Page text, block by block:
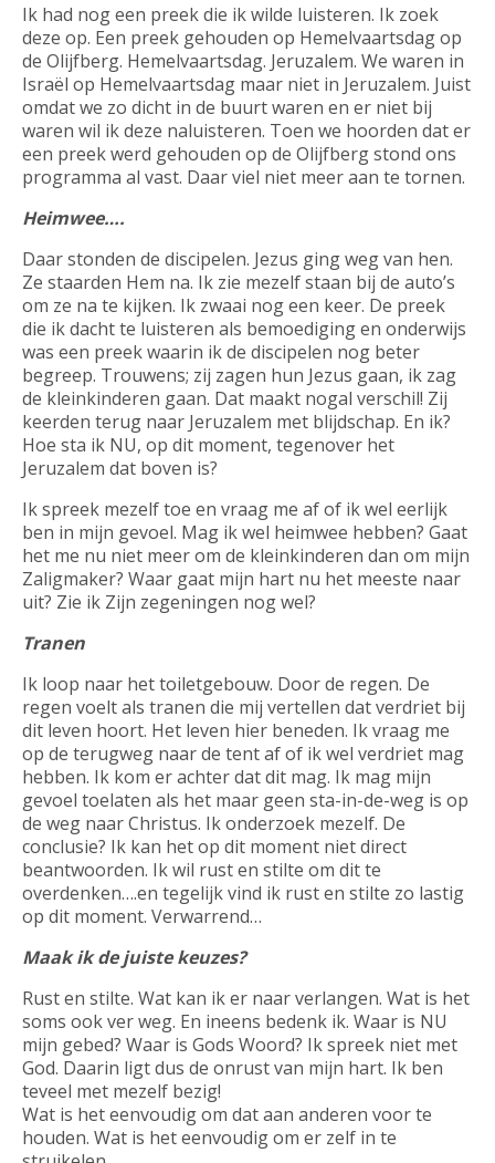
Ik had nog een preek die ik wilde luisteren. Ik zoek
deze op. Een preek gehouden op Hemelvaartsdag op
de Olijfberg. Hemelvaartsdag. Jeruzalem. We waren in
Israël op Hemelvaartsdag maar niet in Jeruzalem. Juist
omdat we zo dicht in de buurt waren en er niet bij
waren wil ik deze naluisteren. Toen we hoorden dat er
een preek werd gehouden op de Olijfberg stond ons
programma al vast. Daar viel niet meer aan te tornen.
Heimwee….
Daar stonden de discipelen. Jezus ging weg van hen.
Ze staarden Hem na. Ik zie mezelf staan bij de auto’s
om ze na te kijken. Ik zwaai nog een keer. De preek
die ik dacht te luisteren als bemoediging en onderwijs
was een preek waarin ik de discipelen nog beter
begreep. Trouwens; zij zagen hun Jezus gaan, ik zag
de kleinkinderen gaan. Dat maakt nogal verschil! Zij
keerden terug naar Jeruzalem met blijdschap. En ik?
Hoe sta ik NU, op dit moment, tegenover het
Jeruzalem dat boven is?
Ik spreek mezelf toe en vraag me af of ik wel eerlijk
ben in mijn gevoel. Mag ik wel heimwee hebben? Gaat
het me nu niet meer om de kleinkinderen dan om mijn
Zaligmaker? Waar gaat mijn hart nu het meeste naar
uit? Zie ik Zijn zegeningen nog wel?
Tranen
Ik loop naar het toiletgebouw. Door de regen. De
regen voelt als tranen die mij vertellen dat verdriet bij
dit leven hoort. Het leven hier beneden. Ik vraag me
op de terugweg naar de tent af of ik wel verdriet mag
hebben. Ik kom er achter dat dit mag. Ik mag mijn
gevoel toelaten als het maar geen sta-in-de-weg is op
de weg naar Christus. Ik onderzoek mezelf. De
conclusie? Ik kan het op dit moment niet direct
beantwoorden. Ik wil rust en stilte om dit te
overdenken….en tegelijk vind ik rust en stilte zo lastig
op dit moment. Verwarrend…
Maak ik de juiste keuzes?
Rust en stilte. Wat kan ik er naar verlangen. Wat is het
soms ook ver weg. En ineens bedenk ik. Waar is NU
mijn gebed? Waar is Gods Woord? Ik spreek niet met
God. Daarin ligt dus de onrust van mijn hart. Ik ben
teveel met mezelf bezig!
Wat is het eenvoudig om dat aan anderen voor te
houden. Wat is het eenvoudig om er zelf in te